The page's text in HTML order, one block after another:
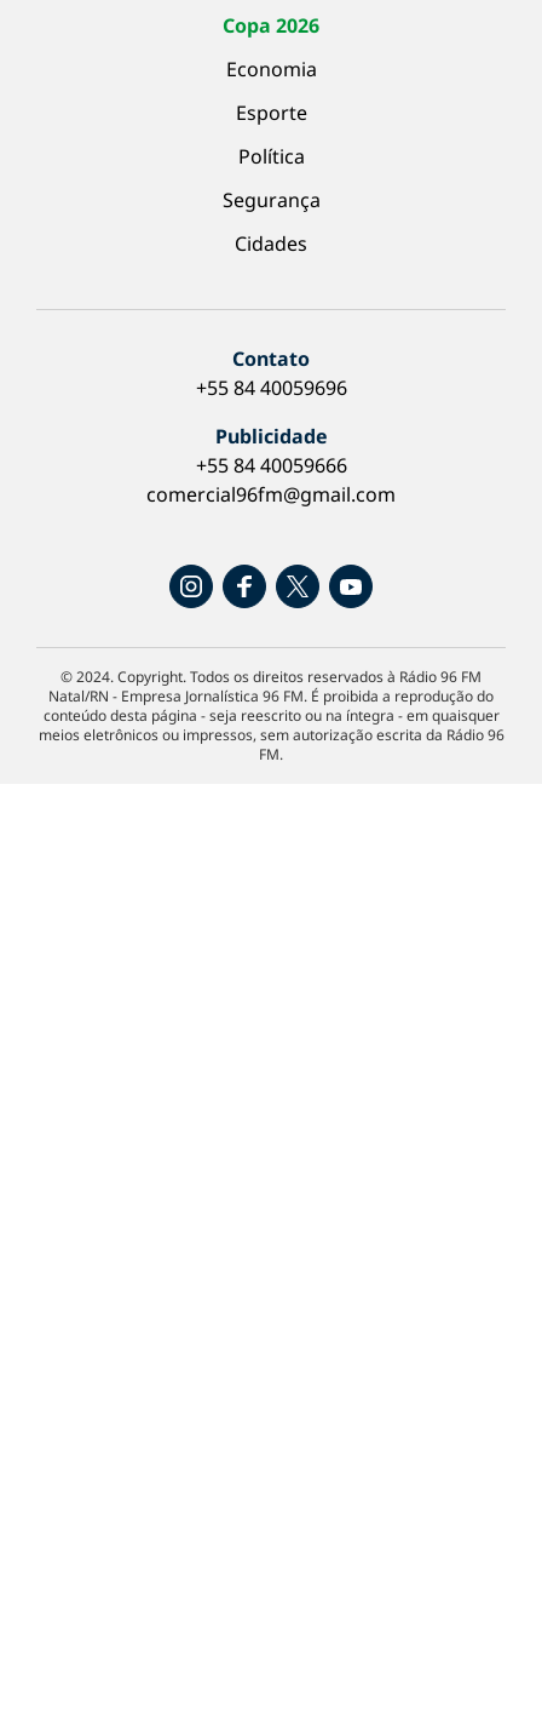
Copa 2026
Economia
Esporte
Política
Segurança
Cidades
Contato
+55 84 40059696
Publicidade
+55 84 40059666
comercial96fm@gmail.com
© 2024. Copyright. Todos os direitos reservados à Rádio 96 FM
Natal/RN - Empresa Jornalística 96 FM. É proibida a reprodução do
conteúdo desta página - seja reescrito ou na íntegra - em quaisquer
meios eletrônicos ou impressos, sem autorização escrita da Rádio 96
FM.